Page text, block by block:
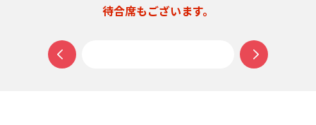
待合席もございます。